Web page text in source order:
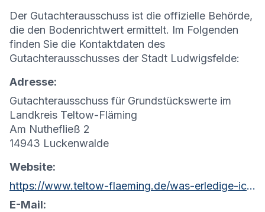
Der Gutachterausschuss ist die offizielle Behörde,
die den Bodenrichtwert ermittelt. Im Folgenden
finden Sie die Kontaktdaten des
Gutachterausschusses der Stadt Ludwigsfelde:
Adresse:
Gutachterausschuss für Grundstückswerte im
Landkreis Teltow-Fläming
Am Nuthefließ 2
14943 Luckenwalde
Website:
https://www.teltow-flaeming.de/was-erledige-ich-wo/dienstleistungen/details/bodenrichtwerte-und-bodenrichtwertkarte
E-Mail: